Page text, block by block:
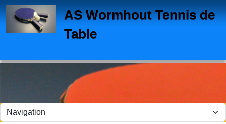
AS Wormhout Tennis de
Table
Panneau de gestion des cookies